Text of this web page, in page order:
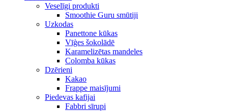
Veselīgi produkti
Smoothie Guru smūtiji
Uzkodas
Panettone kūkas
Vīģes šokolādē
Karamelizētas mandeles
Colomba kūkas
Dzērieni
Kakao
Frappe maisījumi
Piedevas kafijai
Fabbri sīrupi